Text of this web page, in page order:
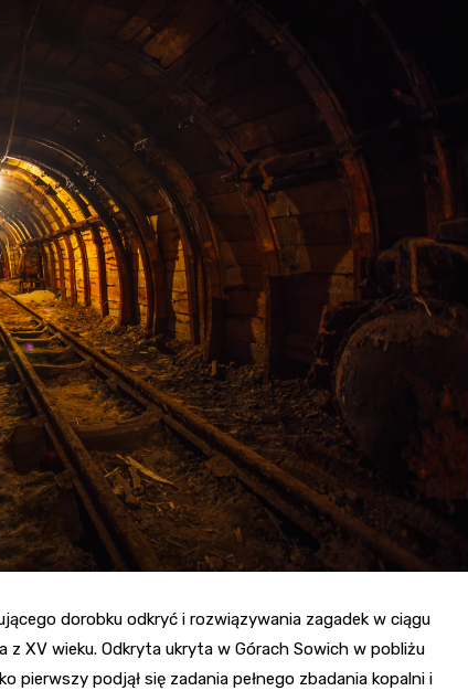
Fryzjer
Poczta
dorobku odkryć i rozwiązywania zagadek w ciągu
XV wieku. Odkryta ukryta w Górach Sowich w pobliżu
pierwszy podjął się zadania pełnego zbadania kopalni i